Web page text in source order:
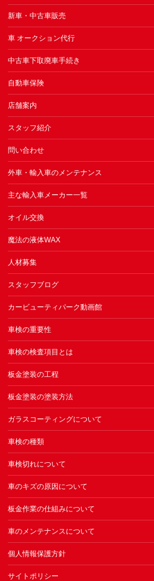
新車・中古車販売
車 オークション代行
中古車下取廃車手続き
自動車保険
店舗案内
スタッフ紹介
問い合わせ
外車・輸入車のメンテナンス
主な輸入車メーカー一覧
オイル交換
魔法の液体WAX
人材募集
スタッフブログ
カービューティパーク動画館
車検の重要性
車検の検査項目とは
板金塗装の工程
板金塗装の塗装方法
ガラスコーティングについて
車検の種類
車検切れについて
車のキズの原因について
板金作業の仕組みについて
車のメンテナンスについて
個人情報保護方針
サイトポリシー